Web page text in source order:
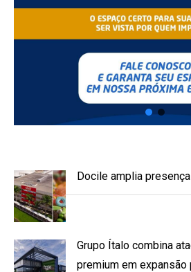
Docile amplia
Grupo Ítalo combina
premium em expansão